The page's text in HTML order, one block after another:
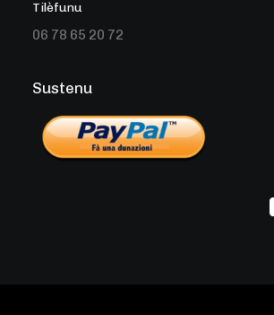
Tilèfunu
06 78 65 20 72
Sustenu